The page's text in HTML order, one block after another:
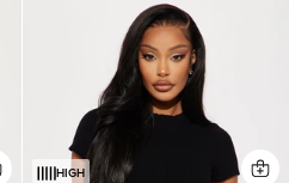
HIGH